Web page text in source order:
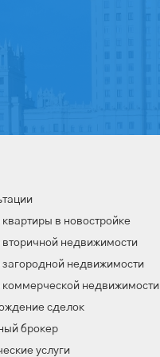
квартиры в новостройке
вторичной недвижимости
загородной недвижимости
коммерческой недвижимости
сделок
брокер
услуги